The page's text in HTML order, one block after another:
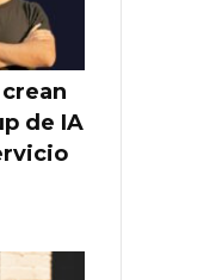
de IA